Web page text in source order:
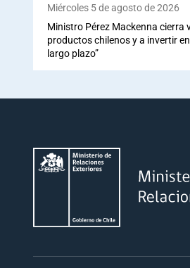
Miércoles 5 de agosto de 2026
Ministro Pérez Mackenna
productos chilenos y a invertir
largo plazo”